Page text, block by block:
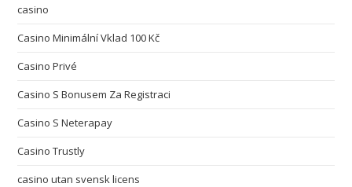
casino
Casino Minimální Vklad 100 Kč
Casino Privé
Casino S Bonusem Za Registraci
Casino S Neterapay
Casino Trustly
casino utan svensk licens